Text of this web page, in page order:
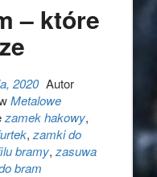
– które
2020 Autor
Metalowe
zamek hakowy,
, zamki do
bramy, zasuwa
bram